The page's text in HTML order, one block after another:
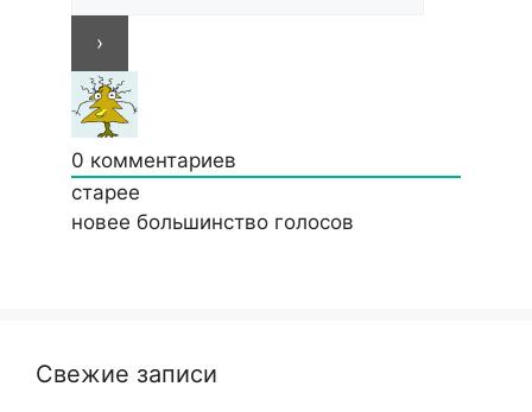
0 комментариев
старее
новее большинство голосов
Свежие записи